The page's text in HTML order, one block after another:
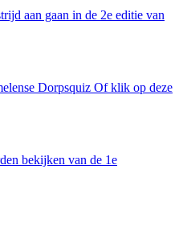
aan gaan in de 2e editie van
Dorpsquiz Of klik op deze
bekijken van de 1e